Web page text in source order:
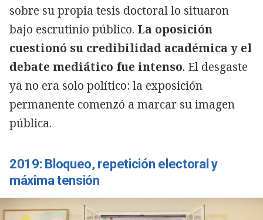
sobre su propia tesis doctoral lo situaron
bajo escrutinio público. La oposición
cuestionó su credibilidad académica y el
debate mediático fue intenso. El desgaste
ya no era solo político: la exposición
permanente comenzó a marcar su imagen
pública.
2019: Bloqueo, repetición electoral y
máxima tensión